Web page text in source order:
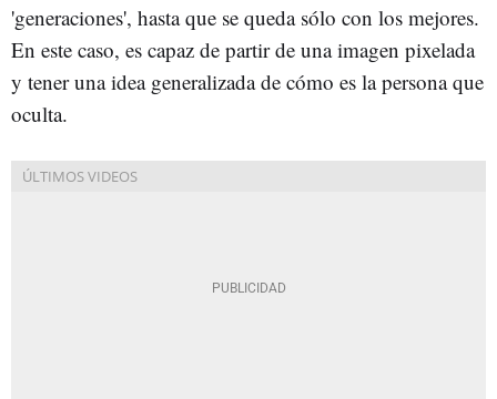
'generaciones', hasta que se queda sólo con los mejores.
En este caso, es capaz de partir de una imagen pixelada
y tener una idea generalizada de cómo es la persona que
oculta.